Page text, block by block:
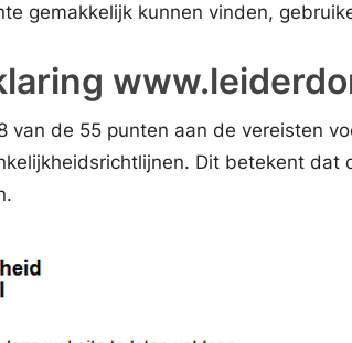
gemakkelijk kunnen vinden,
de 55 punten aan de vereisten
Dit betekent